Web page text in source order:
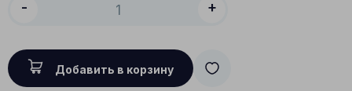
- +
Добавить в корзину